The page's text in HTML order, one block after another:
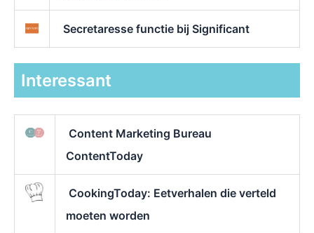
Secretaresse functie bij Significant
Interessant
Content Marketing Bureau
ContentToday
CookingToday: Eetverhalen die verteld
moeten worden